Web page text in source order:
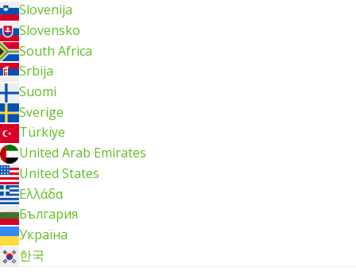
Slovenija
Slovensko
South Africa
Srbija
Suomi
Sverige
Türkiye
United Arab Emirates
United States
Ελλάδα
България
Україна
한국